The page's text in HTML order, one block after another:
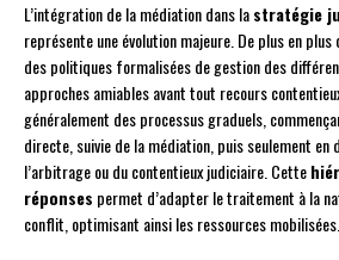
L’intégration de la médiation dans lastratégie
représente une évolution majeure. De plus en
des politiques formalisées de gestion des
approches amiables avant tout recours
généralement des processus graduels,
directe, suivie de la médiation, puis seulement
l’arbitrage ou du contentieux judiciaire. Cette
réponses permet d’adapter le traitement à la
conflit, optimisant ainsi les ressources mobilisées.